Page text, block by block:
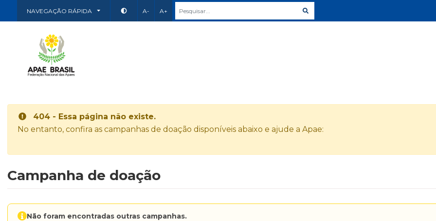
NAVEGAÇÃO RÁPIDA A- A+
404 - Essa página não existe.
No entanto, confira as campanhas de doação disponíveis abaixo e ajude a Apae:
Campanha de doação
Não foram encontradas outras campanhas.